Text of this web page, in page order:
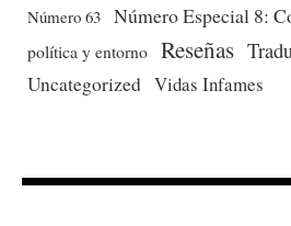
Número 63 Número Especial 8:
política y entorno Reseñas
Uncategorized Vidas Infames